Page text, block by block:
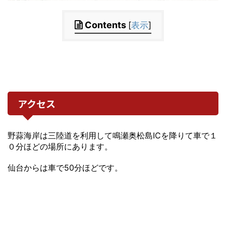
Contents [表示]
アクセス
野蒜海岸は三陸道を利用して鳴瀬奥松島ICを降りて車で１
０分ほどの場所にあります。
仙台からは車で50分ほどです。